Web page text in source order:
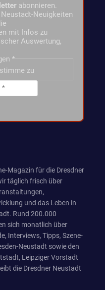
abonnieren.
Neuigkeiten
mit Infos zu
Auswertung,
*
zu
Magazin für die Dresdner
täglich frisch über
und das Leben in
Rund 200.000
sich monatlich über
Interviews, Tipps, Szene-
Neustadt sowie den
Leipziger Vorstadt
die Dresdner Neustadt